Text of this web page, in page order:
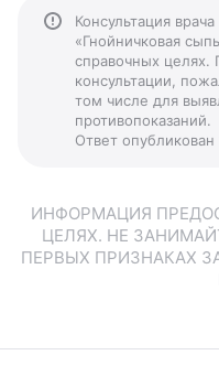
Консультация
«Гнойничковая
справочных целях.
консультации,
том числе для
противопоказаний.
Ответ
ИНФОРМАЦИЯ
ЦЕЛЯХ. НЕ
ПЕРВЫХ ПРИЗНАКАХ